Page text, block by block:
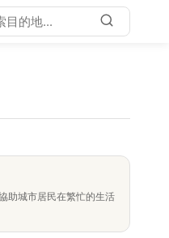
助城市居民在繁忙的生活